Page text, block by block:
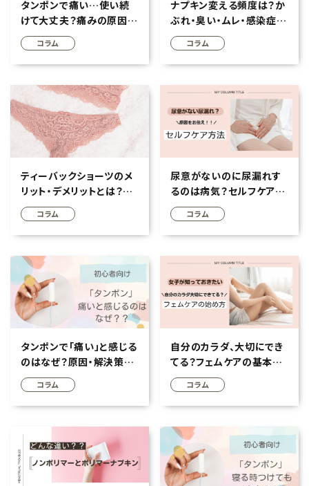
美容・コスメ・香水
日用品雑貨
フェムケア
インナー・下着・ナイトウェア
キッズ・ベビー・マタニティ
キッチン用品
フード
ブランド
エコリュクス
エコメイト
ナチュラプラス
タンポンで痛い…使い続
けて大丈夫？痛みの原因・
安全な使い方について
コラム
ナプキン変える頻度は？か
ぶれ・臭い・ムレ・感染症を
防ぐための基礎知識
コラム
ティーバックショーツのメ
リット・デメリットとは？正
しい使い方や選び方を徹
底解説
コラム
尿意がないのに尿漏れす
るのは病気？セルフケア方
法や対策商品を紹介
コラム
タンポンで「痛い」と感じる
のはなぜ？原因・解決策・
おすすめアイテムを紹介
コラム
自分のカラダ、大切にでき
てる？フェムケアの基本と
始め方
コラム